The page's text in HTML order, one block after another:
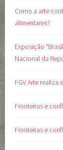
Como a arte
alimentares?
Exposição
Nacional da
FGV Arte
Fronteiras e
Fronteiras e